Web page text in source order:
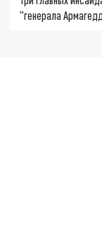
"генерала